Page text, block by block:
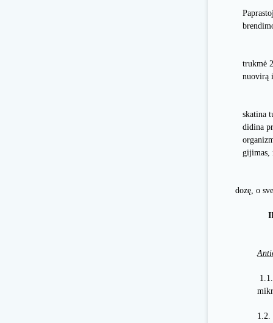
trukmė
nuovirą
skatina
didina
gijimas,
dozę, o
1.2.